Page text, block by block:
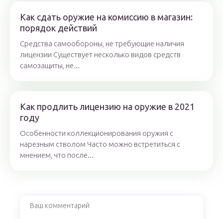
Как сдать оружие на комиссию в магазин:
порядок действий
Средства самообороны, не требующие наличия
лицензии Существует несколько видов средств
самозащиты, не...
Как продлить лицензию на оружие в 2021
году
Особенности коллекционирования оружия с
нарезным стволом Часто можно встретиться с
мнением, что после...